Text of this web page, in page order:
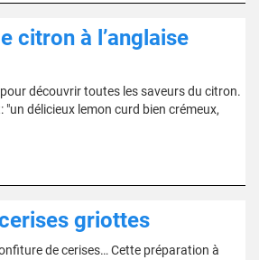
citron à l’anglaise
découvrir toutes les saveurs du citron.
"un délicieux lemon curd bien crémeux,
griottes
de cerises… Cette préparation à